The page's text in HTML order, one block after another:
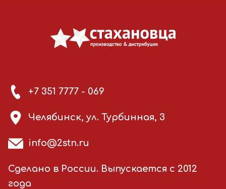
+7 351 7777 - 069
Челябинск, ул. Турбинная, 3
info@2stn.ru
Сделано в России. Выпускается с 2012
года